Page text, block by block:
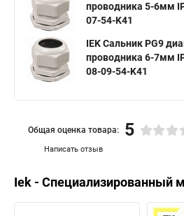
проводника 5-6мм
07-54-K41
IEK Сальник PG9
проводника 6-7мм
08-09-54-K41
Написать отзыв
Общая оценка товара: 5
Iek - Специализированный